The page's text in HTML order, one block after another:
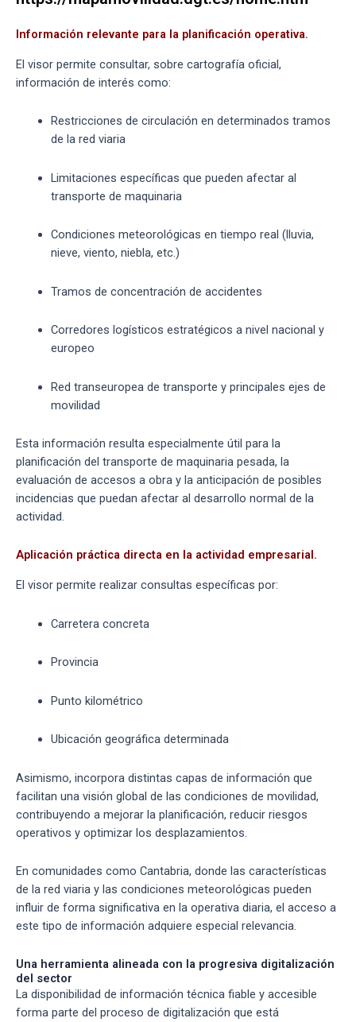
Información relevante para la planificación operativa.
El visor permite consultar, sobre cartografía oficial,
información de interés como:
Restricciones de circulación en determinados tramos
de la red viaria
Limitaciones específicas que pueden afectar al
transporte de maquinaria
Condiciones meteorológicas en tiempo real (lluvia,
nieve, viento, niebla, etc.)
Tramos de concentración de accidentes
Corredores logísticos estratégicos a nivel nacional y
europeo
Red transeuropea de transporte y principales ejes de
movilidad
Esta información resulta especialmente útil para la
planificación del transporte de maquinaria pesada, la
evaluación de accesos a obra y la anticipación de posibles
incidencias que puedan afectar al desarrollo normal de la
actividad.
Aplicación práctica directa en la actividad empresarial.
El visor permite realizar consultas específicas por:
Carretera concreta
Provincia
Punto kilométrico
Ubicación geográfica determinada
Asimismo, incorpora distintas capas de información que
facilitan una visión global de las condiciones de movilidad,
contribuyendo a mejorar la planificación, reducir riesgos
operativos y optimizar los desplazamientos.
En comunidades como Cantabria, donde las características
de la red viaria y las condiciones meteorológicas pueden
influir de forma significativa en la operativa diaria, el acceso a
este tipo de información adquiere especial relevancia.
Una herramienta alineada con la progresiva digitalización
del sector
La disponibilidad de información técnica fiable y accesible
forma parte del proceso de digitalización que está